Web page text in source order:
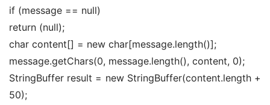
if (message == null)
return (null);
char content[] = new char[message.length()];
message.getChars(0, message.length(), content, 0);
StringBuffer result = new StringBuffer(content.length +
50);